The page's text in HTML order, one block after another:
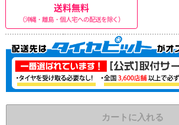
送料無料
（沖縄・離島・個人宅への配送を除く）
カートに入れる